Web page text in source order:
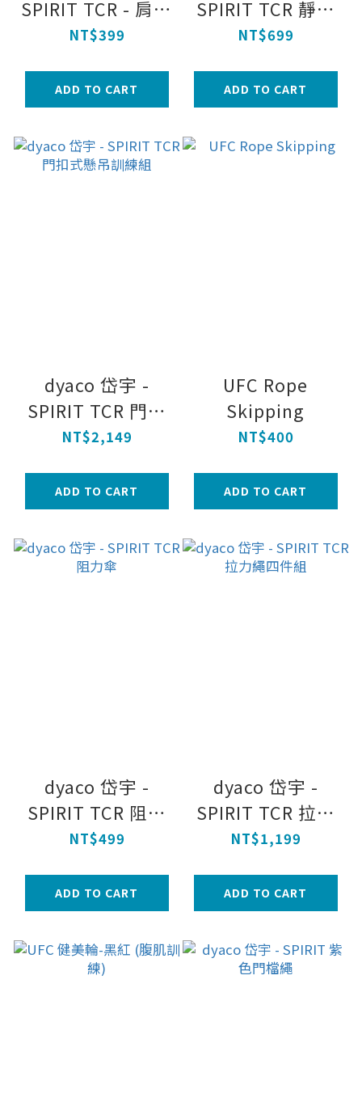
SPIRIT TCR - 肩膀
復健器
NT$399
ADD TO CART
SPIRIT TCR 靜音
炫腹滾輪 健腹輪
NT$699
ADD TO CART
dyaco 岱宇 -
SPIRIT TCR 門扣
式懸吊訓練組
NT$2,149
ADD TO CART
UFC Rope
Skipping
NT$400
ADD TO CART
dyaco 岱宇 -
SPIRIT TCR 阻力
傘
NT$499
ADD TO CART
dyaco 岱宇 -
SPIRIT TCR 拉力
繩四件組
NT$1,199
ADD TO CART